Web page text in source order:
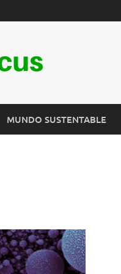
MUNDO SUSTENTABLE